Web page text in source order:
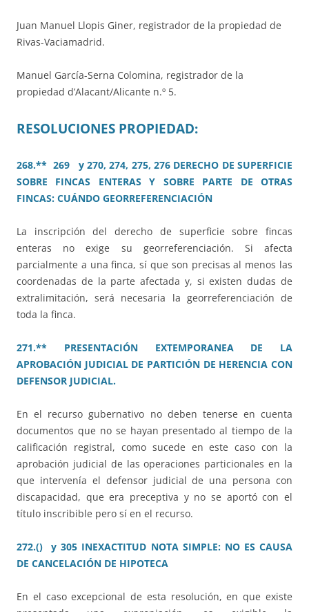
Juan Manuel Llopis Giner, registrador de la propiedad de
Rivas-Vaciamadrid.
Manuel García-Serna Colomina, registrador de la
propiedad d’Alacant/Alicante n.º 5.
RESOLUCIONES PROPIEDAD:
268.** 269 y 270, 274, 275, 276 DERECHO DE SUPERFICIE
SOBRE FINCAS ENTERAS Y SOBRE PARTE DE OTRAS
FINCAS: CUÁNDO GEORREFERENCIACIÓN
La inscripción del derecho de superficie sobre fincas
enteras no exige su georreferenciación. Si afecta
parcialmente a una finca, sí que son precisas al menos las
coordenadas de la parte afectada y, si existen dudas de
extralimitación, será necesaria la georreferenciación de
toda la finca.
271.** PRESENTACIÓN EXTEMPORANEA DE LA
APROBACIÓN JUDICIAL DE PARTICIÓN DE HERENCIA CON
DEFENSOR JUDICIAL.
En el recurso gubernativo no deben tenerse en cuenta
documentos que no se hayan presentado al tiempo de la
calificación registral, como sucede en este caso con la
aprobación judicial de las operaciones particionales en la
que intervenía el defensor judicial de una persona con
discapacidad, que era preceptiva y no se aportó con el
título inscribible pero sí en el recurso.
272.() y 305 INEXACTITUD NOTA SIMPLE: NO ES CAUSA
DE CANCELACIÓN DE HIPOTECA
En el caso excepcional de esta resolución, en que existe